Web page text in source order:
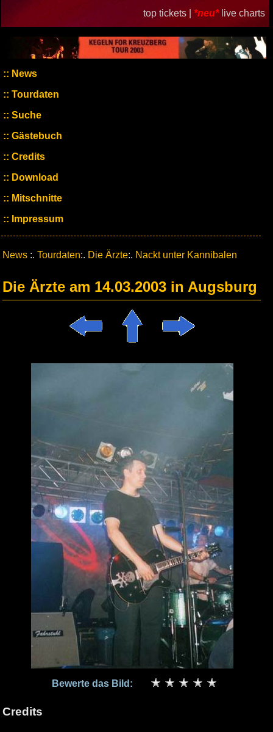
top tickets | *neu* live charts
News
Tourdaten
Suche
Gästebuch
Credits
Download
Mitschnitte
Impressum
News :. Tourdaten:. Die Ärzte:. Nackt unter Kannibalen
Die Ärzte am 14.03.2003 in Augsburg
Bewerte das Bild:
Credits